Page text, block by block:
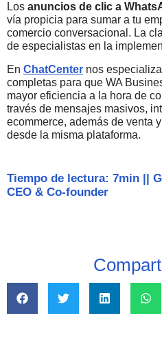
Los anuncios de clic a
vía propicia para sumar a tu
comercio conversacional. La
de especialistas en la
En ChatCenter nos
completas para que WA
mayor eficiencia a la hora de
través de mensajes masivos,
ecommerce, además de venta
desde la misma plataforma.
Tiempo de lectura: 7min
CEO & Co-founder